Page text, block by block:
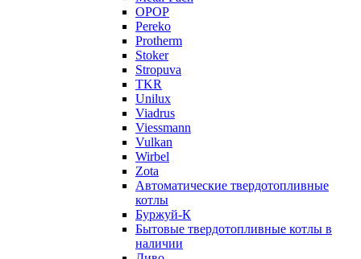
OPOP
Pereko
Protherm
Stoker
Stropuva
TKR
Unilux
Viadrus
Viessmann
Vulkan
Wirbel
Zota
Автоматические твердотопливные
котлы
Буржуй-К
Бытовые твердотопливные котлы в
наличии